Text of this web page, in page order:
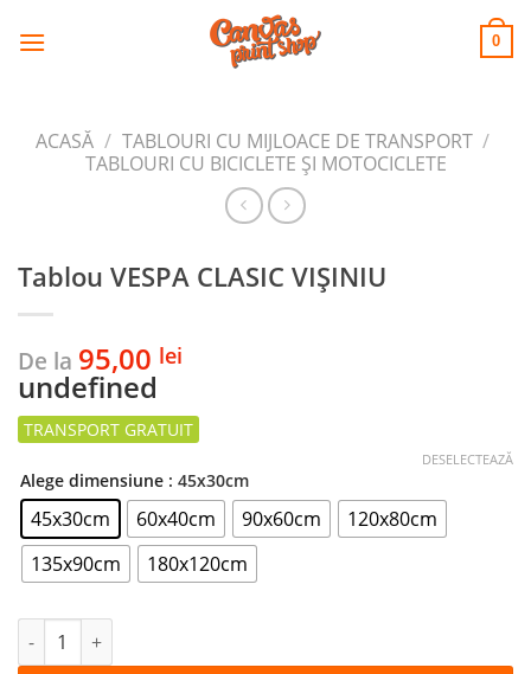
CANVAS
PRINT SHOP 0
ACASĂ / TABLOURI CU MIJLOACE DE TRANSPORT /
TABLOURI CU BICICLETE ŞI MOTOCICLETE
Tablou VESPA CLASIC VIȘINIU
De la 95,00 lei
undefined
Alege dimensiune : 45x30cm
45x30cm 60x40cm 90x60cm
120x80cm
135x90cm
180x120cm
DESELECTEAZĂ
Cantitate Tablou VESPA CLASIC VIȘINIU